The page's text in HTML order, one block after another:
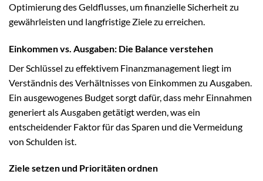
Optimierung des Geldflusses, um finanzielle Sicherheit zu
gewährleisten und langfristige Ziele zu erreichen.
Einkommen vs. Ausgaben: Die Balance verstehen
Der Schlüssel zu effektivem Finanzmanagement liegt im
Verständnis des Verhältnisses von Einkommen zu Ausgaben.
Ein ausgewogenes Budget sorgt dafür, dass mehr Einnahmen
generiert als Ausgaben getätigt werden, was ein
entscheidender Faktor für das Sparen und die Vermeidung
von Schulden ist.
Ziele setzen und Prioritäten ordnen